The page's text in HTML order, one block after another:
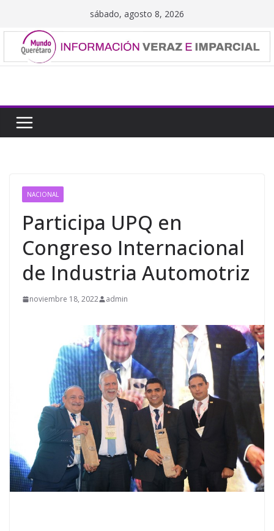
contenido
sábado, agosto 8, 2026
NACIONAL
Participa UPQ en
Congreso Internacional
de Industria Automotriz
noviembre 18, 2022 admin